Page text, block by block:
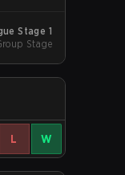
Stage 1
Stage
L W